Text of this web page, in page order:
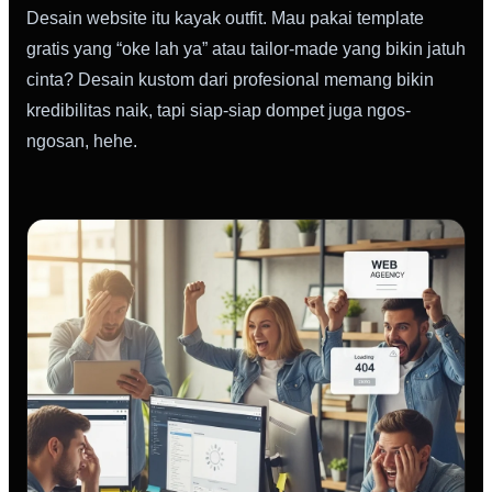
Desain website itu kayak outfit. Mau pakai template
gratis yang “oke lah ya” atau tailor-made yang bikin jatuh
cinta? Desain kustom dari profesional memang bikin
kredibilitas naik, tapi siap-siap dompet juga ngos-
ngosan, hehe.